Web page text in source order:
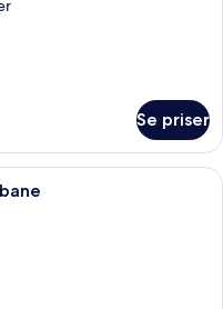
Se priser
av topp kvalitet,